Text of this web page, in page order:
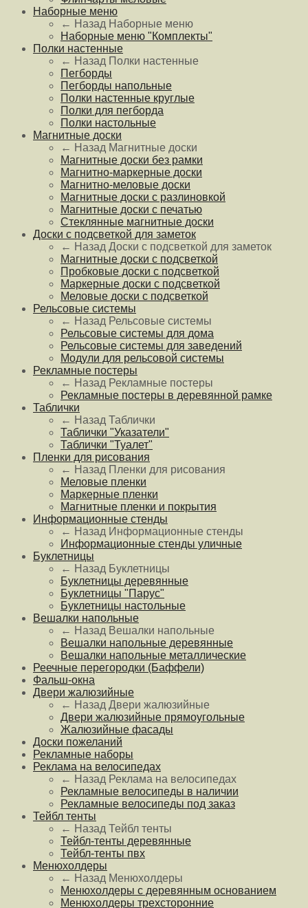
Наборные меню
← Назад Наборные меню
Наборные меню "Комплекты"
Полки настенные
← Назад Полки настенные
Пегборды
Пегборды напольные
Полки настенные круглые
Полки для пегборда
Полки настольные
Магнитные доски
← Назад Магнитные доски
Магнитные доски без рамки
Магнитно-маркерные доски
Магнитно-меловые доски
Магнитные доски с разлиновкой
Магнитные доски с печатью
Стеклянные магнитные доски
Доски с подсветкой для заметок
← Назад Доски с подсветкой для заметок
Магнитные доски с подсветкой
Пробковые доски с подсветкой
Маркерные доски с подсветкой
Меловые доски с подсветкой
Рельсовые системы
← Назад Рельсовые системы
Рельсовые системы для дома
Рельсовые системы для заведений
Модули для рельсовой системы
Рекламные постеры
← Назад Рекламные постеры
Рекламные постеры в деревянной рамке
Таблички
← Назад Таблички
Таблички "Указатели"
Таблички "Туалет"
Пленки для рисования
← Назад Пленки для рисования
Меловые пленки
Маркерные пленки
Магнитные пленки и покрытия
Информационные стенды
← Назад Информационные стенды
Информационные стенды уличные
Буклетницы
← Назад Буклетницы
Буклетницы деревянные
Буклетницы "Парус"
Буклетницы настольные
Вешалки напольные
← Назад Вешалки напольные
Вешалки напольные деревянные
Вешалки напольные металлические
Реечные перегородки (Баффели)
Фальш-окна
Двери жалюзийные
← Назад Двери жалюзийные
Двери жалюзийные прямоугольные
Жалюзийные фасады
Доски пожеланий
Рекламные наборы
Реклама на велосипедах
← Назад Реклама на велосипедах
Рекламные велосипеды в наличии
Рекламные велосипеды под заказ
Тейбл тенты
← Назад Тейбл тенты
Тейбл-тенты деревянные
Тейбл-тенты пвх
Менюхолдеры
← Назад Менюхолдеры
Менюхолдеры с деревянным основанием
Менюхолдеры трехсторонние